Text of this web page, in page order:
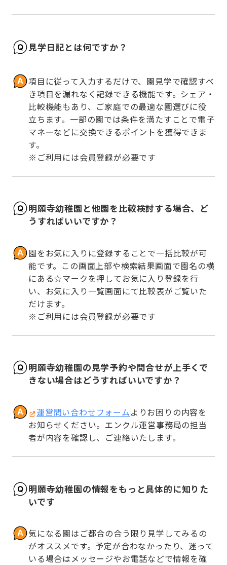
見学日記とは何ですか？
項目に従って入力するだけで、園見学で確認すべ
き項目を漏れなく記録できる機能です。シェア・
比較機能もあり、ご家庭での最適な園選びに役
立ちます。一部の園では条件を満たすことで電子
マネーなどに交換できるポイントを獲得できま
す。
※ご利用には会員登録が必要です
明願寺幼稚園と他園を比較検討する場合、ど
うすればいいですか？
園をお気に入りに登録することで一括比較が可
能です。この画面上部や検索結果画面で園名の横
にある☆マークを押してお気に入り登録を行
い、お気に入り一覧画面にて比較表がご覧いた
だけます。
※ご利用には会員登録が必要です
明願寺幼稚園の見学予約や問合せが上手くで
きない場合はどうすればいいですか？
運営問い合わせフォームよりお困りの内容を
お知らせください。エンクル運営事務局の担当
者が内容を確認し、ご連絡いたします。
明願寺幼稚園の情報をもっと具体的に知りた
いです
気になる園はご都合の合う限り見学してみるの
がオススメです。予定が合わなかったり、迷って
いる場合はメッセージやお電話などで情報を確